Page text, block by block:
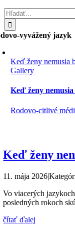
Hľadať:
vyvážený jazyk
Keď ženy nemusia
Gallery
Keď ženy
Rodovo-citlivé
Keď ženy
11. mája 2026|
Vo viacerých
posledných rokoch
čítať ďalej